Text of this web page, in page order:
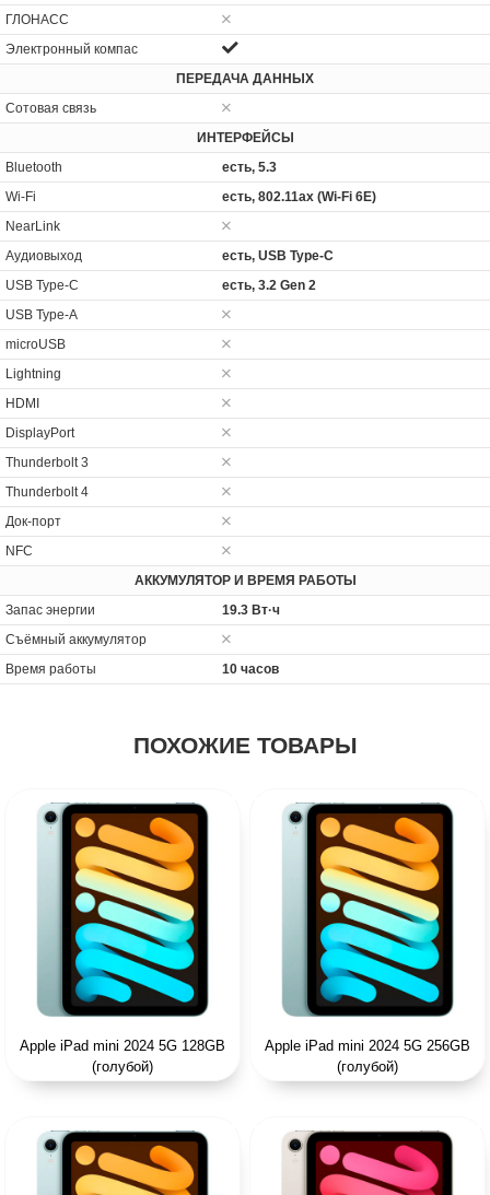
ГЛОНАСС
Электронный компас
ПЕРЕДАЧА ДАННЫХ
Сотовая связь
ИНТЕРФЕЙСЫ
Bluetooth
есть, 5.3
Wi-Fi
есть, 802.11ax (Wi-Fi 6E)
NearLink
Аудиовыход
есть, USB Type-C
USB Type-C
есть, 3.2 Gen 2
USB Type-A
microUSB
Lightning
HDMI
DisplayPort
Thunderbolt 3
Thunderbolt 4
Док-порт
NFC
АККУМУЛЯТОР И ВРЕМЯ РАБОТЫ
Запас энергии
19.3 Вт·ч
Cъёмный аккумулятор
Время работы
10 часов
ПОХОЖИЕ ТОВАРЫ
Apple iPad mini 2024 5G 128GB
(голубой)
Apple iPad mini 2024 5G 256GB
(голубой)